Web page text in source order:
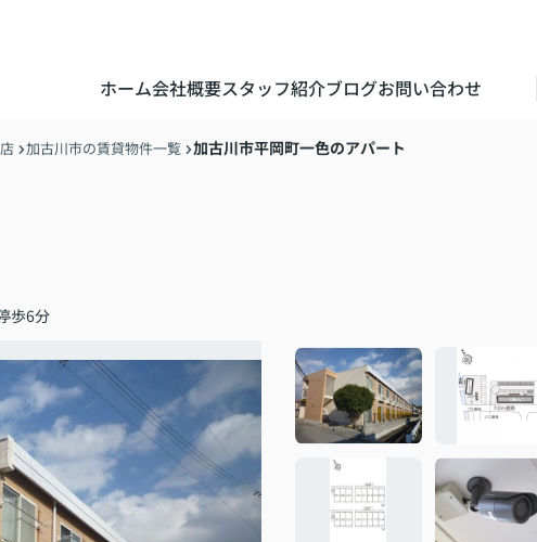
ホーム会社概要スタッフ紹介ブログお問い合わせ
加古川市の賃貸物件一覧 加古川市平岡町一色のアパート
歩6分